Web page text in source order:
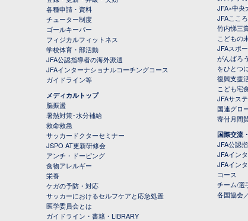
各種申請・資料
チューター制度
ゴールキーパー
フィジカルフィットネス
学校体育・部活動
JFA公認指導者の海外派遣
JFAインターナショナルコーチングコース
ガイドライン等
メディカルトップ
脳振盪
暑熱対策･水分補給
救命救急
サッカードクターセミナー
JSPO AT更新研修会
アンチ・ドーピング
食物アレルギー
栄養
ケガの予防・対応
サッカーにおけるセルフケアと応急処置
医学委員会とは
ガイドライン・書籍・LIBRARY
JFA×中央
JFAここ
竹内悌三
こどもの
JFAスポ
がんばろ
をひとつ
復興支援
こども宅
JFAサス
国連グロ
寄付月間
国際交流
JFA公認
JFAイン
JFAイン
コース
チーム/選
各国協会